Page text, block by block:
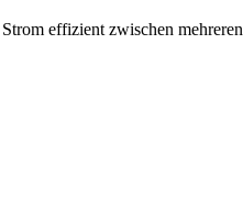
effizient zwischen mehreren